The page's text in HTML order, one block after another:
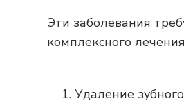
Эти заболевания
комплексного
Удаление